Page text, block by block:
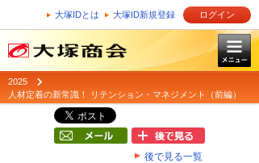
大塚IDとは 大塚ID新規登録 ログイン
2025
人材定着の新常識！ リテンション・マネジメント（前編）
後で見る一覧